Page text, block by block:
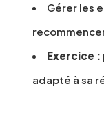
Gérer les
Exercice :
adapté à sa